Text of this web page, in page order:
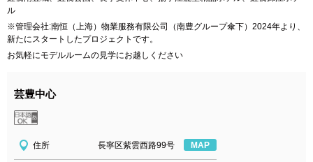
ル
※管理会社:南恒（上海）物業服務有限公司（南豊グループ傘下）2024年より、
新たにスタートしたプロジェクトです。
お気軽にモデルルームの見学にお越しください
芸豊中心
住所 長寧区紫雲西路99号 MAP